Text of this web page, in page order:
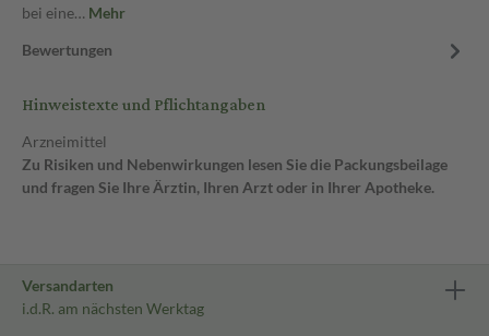
bei eine… Mehr
Bewertungen
Hinweistexte und Pflichtangaben
Arzneimittel
Zu Risiken und Nebenwirkungen lesen Sie die Packungsbeilage
und fragen Sie Ihre Ärztin, Ihren Arzt oder in Ihrer Apotheke.
Versandarten
i.d.R. am nächsten Werktag